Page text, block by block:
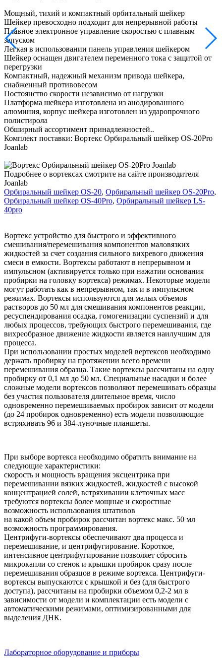
Мощный, тихий и компактный орбитальный шейкер
Шейкер превосходно подходит для непрерывной работы
Плавное электронное управление скоростью с плавным
запуском
Легкая в использовании панель управления шейкером
Шейкер оснащен двигателем переменного тока с защитой от
перегрузки
Компактный, надежный механизм привода шейкера,
снабженный противовесом
Постоянство скорости независимо от нагрузки
Платформа шейкера изготовлена из анодированного
алюминия, корпус шейкера изготовлен из ударопрочного
полистирола
Обширный ассортимент принадлежностей..
Комплект поставки: Вортекс Орбиральный шейкер OS-20Pro
Joanlab
Подробнее о вортексах смотрите на сайте производителя
Joanlab
Орбиральный шейкер OS-20, Орбиральный шейкер OS-20Pro,
Орбиральный шейкер OS-40Pro, Орбиральный шейкер LS-
40pro
Вортекс устройство для быстрого и эффективного
смешивания/перемешивания компонентов маловязких
жидкостей за счет создания сильного вихревого движения
смеси в емкости. Вортексы работают в непрерывном и
импульсном (активируется только при нажатии основания
пробирки на головку вортекса) режимах. Некоторые модели
могут работать как в непрерывном, так и в импульсном
режимах. Вортексы используются для малых объемов
растворов до 50 мл для смешивания компонентов реакции,
ресуспендирования осадка, гомогенизации суспензий и для
любых процессов, требующих быстрого перемешивания, где
вихреобразное движение жидкости является наилучшим для
процесса.
При использовании простых моделей вертексов необходимо
держать пробирку на протяжении всего времени
перемешивания образца. Такие вортексы рассчитаны на одну
пробирку от 0,1 мл до 50 мл. Специальные насадки и более
сложные модели вортексов позволяют перемешивать образцы
без участия пользователя длительное время, число
одновременно перемешиваемых пробирок зависит от модели
(до 24 пробирок одновременно) есть модели позволяющие
встряхивать 96 и 384-луночные планшеты.
При выборе вортекса необходимо обратить внимание на
следующие характеристики:
скорость и мощность вращения эксцентрика при
перемешивании вязких жидкостей, жидкостей с высокой
концентрацией солей, встряхивании клеточных масс
требуются вортексы более мощные и скоростные
возможность использования штативов
на какой объем пробирок рассчитан вортекс макс. 50 мл
возможность программирования.
Центрифуги-вортексы обеспечивают два процесса и
перемешивание, и центрифугирование. Короткое,
интенсивное центрифугирование позволяет сбросить
микрокапли со стенок и крышки пробирок сразу после
перемешивания образцов в режиме вортекса. Центрифуги-
вортексы выпускаются с крышкой и без (для быстрого
доступа), рассчитаны на пробирки объемом 0,2-2 мл в
зависимости от модели и комплектации есть модели с
автоматическими режимами, оптимизированными для
выделения ДНК.
Лабораторное оборудование и приборы